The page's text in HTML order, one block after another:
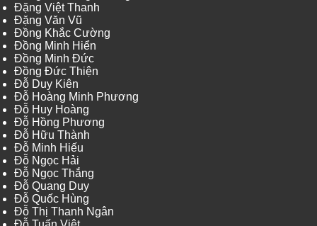
Đặng Việt Thanh
Đặng Văn Vũ
Đồng Khắc Cường
Đồng Minh Hiển
Đồng Minh Đức
Đồng Đức Thiện
Đỗ Duy Kiên
Đỗ Hoàng Minh Phương
Đỗ Huy Hoàng
Đỗ Hồng Phương
Đỗ Hữu Thành
Đỗ Minh Hiếu
Đỗ Ngọc Hải
Đỗ Ngọc Thắng
Đỗ Quang Duy
Đỗ Quốc Hùng
Đỗ Thị Thanh Ngân